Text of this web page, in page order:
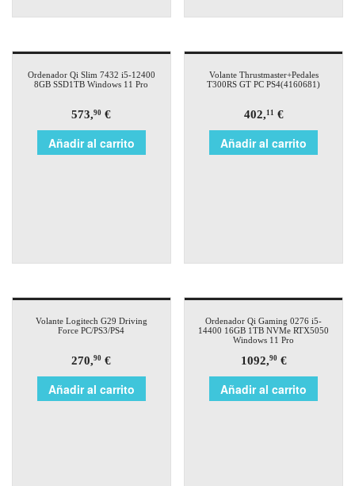
Ordenador Qi Slim 7432 i5-12400
8GB SSD1TB Windows 11 Pro
573,90 €
Añadir al carrito
Volante Thrustmaster+Pedales
T300RS GT PC PS4(4160681)
402,11 €
Añadir al carrito
Volante Logitech G29 Driving
Force PC/PS3/PS4
270,90 €
Añadir al carrito
Ordenador Qi Gaming 0276 i5-
14400 16GB 1TB NVMe RTX5050
Windows 11 Pro
1092,90€
Añadir al carrito